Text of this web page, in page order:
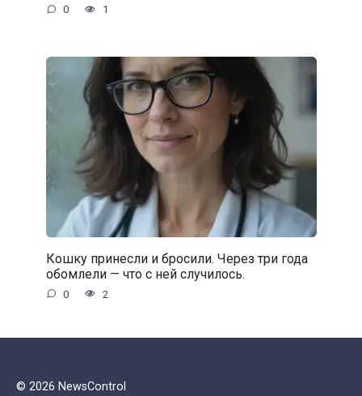
0 1
Кошку принесли и бросили. Через три года
обомлели — что с ней случилось.
0 2
© 2026 NewsControl